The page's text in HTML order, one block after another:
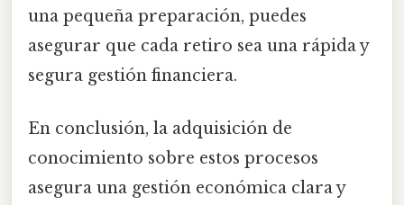
una pequeña preparación, puedes
asegurar que cada retiro sea una rápida y
segura gestión financiera.
En conclusión, la adquisición de
conocimiento sobre estos procesos
asegura una gestión económica clara y